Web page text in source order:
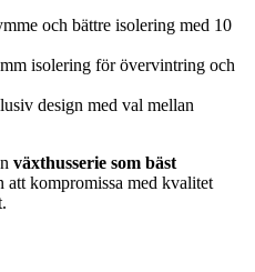
och bättre isolering med 10
isolering för övervintring och
design med val mellan
växthusserie som bäst
att kompromissa med kvalitet